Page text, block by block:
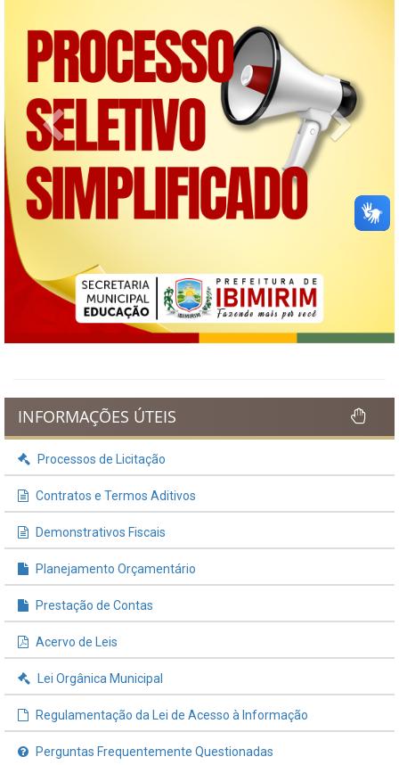
Previous Next
INFORMAÇÕES ÚTEIS
Processos de Licitação
Contratos e Termos Aditivos
Demonstrativos Fiscais
Planejamento Orçamentário
Prestação de Contas
Acervo de Leis
Lei Orgânica Municipal
Regulamentação da Lei de Acesso à Informação
Perguntas Frequentemente Questionadas